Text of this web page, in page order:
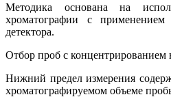
Методика основана на
хроматографии с применением
детектора.
Отбор проб с концентрированием
Нижний предел измерения
хроматографируемом объеме